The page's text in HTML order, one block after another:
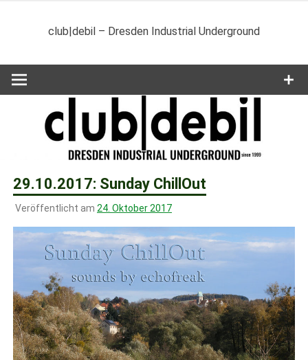
club|debil – Dresden Industrial Underground
29.10.2017: Sunday ChillOut
Veröffentlicht am 24. Oktober 2017